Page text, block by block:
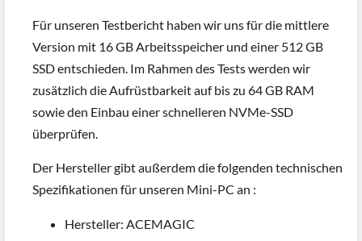
Für unseren Testbericht haben wir uns für die mittlere
Version mit 16 GB Arbeitsspeicher und einer 512 GB
SSD entschieden. Im Rahmen des Tests werden wir
zusätzlich die Aufrüstbarkeit auf bis zu 64 GB RAM
sowie den Einbau einer schnelleren NVMe-SSD
überprüfen.
Der Hersteller gibt außerdem die folgenden technischen
Spezifikationen für unseren Mini-PC an :
Hersteller: ACEMAGIC